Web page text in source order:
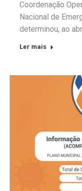
Coordenação
Nacional de
determinou, ao
Ler mais